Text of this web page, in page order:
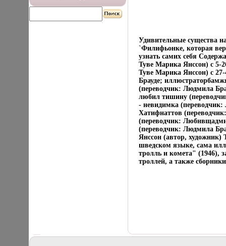
Удивительные существа
`Филифьонке, которая
узнать самих себя
Туве Марика Янссон) c 5-
Туве Марика Янссон) c
Брауде;
(переводчик: Людмила
любил тишину
- невидимка
Хатифнаттов
(переводчик:
(переводчик: Людмила
Янссон (автор, художник)
шведском языке, сама
тролль и комета" (1946),
троллей, а также